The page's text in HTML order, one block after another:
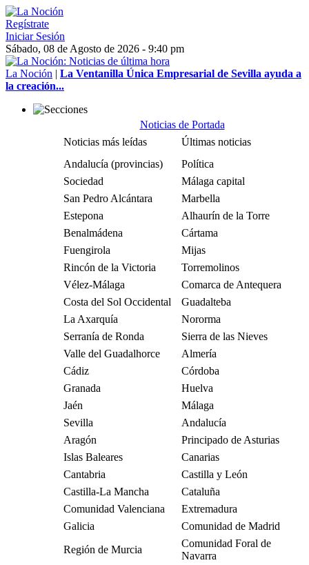
Regístrate
Iniciar Sesión
Sábado, 08 de Agosto de 2026 - 9:40 pm
La Noción | La Ventanilla Única Empresarial de Sevilla ayuda a
la creación...
Noticias de Portada
Noticias más leídas
Últimas noticias
Andalucía (provincias)
Política
Sociedad
Málaga capital
San Pedro Alcántara
Marbella
Estepona
Alhaurín de la Torre
Benalmádena
Cártama
Fuengirola
Mijas
Rincón de la Victoria
Torremolinos
Vélez-Málaga
Comarca de Antequera
Costa del Sol Occidental
Guadalteba
La Axarquía
Nororma
Serranía de Ronda
Sierra de las Nieves
Valle del Guadalhorce
Almería
Cádiz
Córdoba
Granada
Huelva
Jaén
Málaga
Sevilla
Andalucía
Aragón
Principado de Asturias
Islas Baleares
Canarias
Cantabria
Castilla y León
Castilla-La Mancha
Cataluña
Comunidad Valenciana
Extremadura
Galicia
Comunidad de Madrid
Región de Murcia
Comunidad Foral de
Navarra